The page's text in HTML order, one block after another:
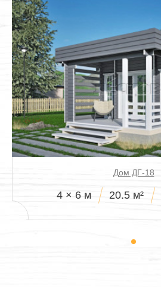
Дом ДГ-18
4 × 6 м 20.5 м²